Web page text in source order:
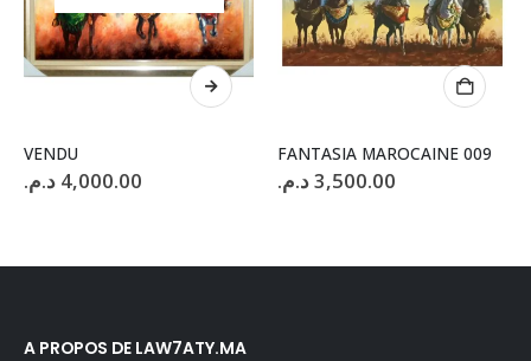
VENDU
4,000.00 د.م.
FANTASIA MAROCAINE 009
3,500.00د.م.
A PROPOS DE LAW7ATY.MA